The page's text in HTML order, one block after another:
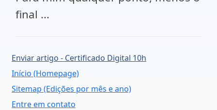
final ...
Enviar artigo - Certificado Digital 10h
Início (Homepage)
Sitemap (Edições por mês e ano)
Entre em contato